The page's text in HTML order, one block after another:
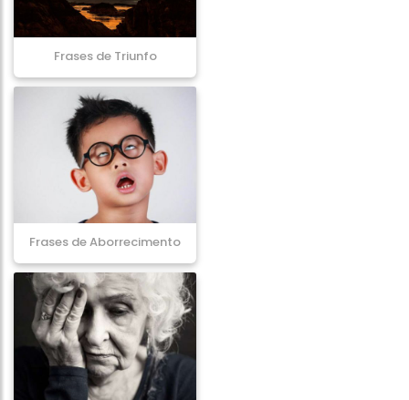
Frases de Triunfo
Frases de Aborrecimento